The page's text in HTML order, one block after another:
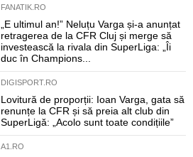
FANATIK.RO
„E ultimul an!” Neluțu Varga și-a anunțat
retragerea de la CFR Cluj și merge să
investească la rivala din SuperLiga: „Îi
duc în Champions...
DIGISPORT.RO
Lovitură de proporții: Ioan Varga, gata să
renunțe la CFR și să preia alt club din
SuperLigă: „Acolo sunt toate condițiile”
A1.RO